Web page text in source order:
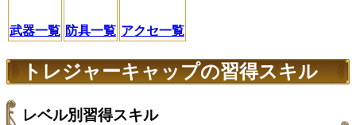
武器一覧 防具一覧 アクセ一覧
トレジャーキャップの習得スキル
レベル別習得スキル